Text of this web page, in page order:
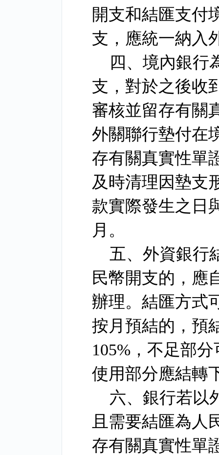
開支和結匯支付
支，應統一納入
四、境內銀行
支，對於之後收
審核並留存有關
外關聯行墊付在
存有關真實性單
及時清理因墊支
款實際發生之日
月。
五、外資銀行
民幣開支的，應
辦理。結匯方式
按月預結的，預
105% ，不足部
使用部分應結轉
六、銀行若以
且需要結匯為人
存有關真實性單